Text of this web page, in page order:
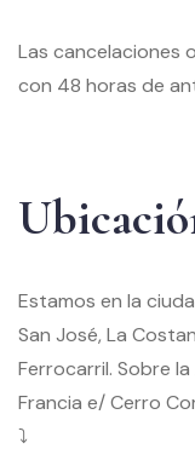
Las cancelaciones
con 48 horas de
Estamos en la
San José, La
Ferrocarril. Sobre
Francia e/ Cerro
⤵️